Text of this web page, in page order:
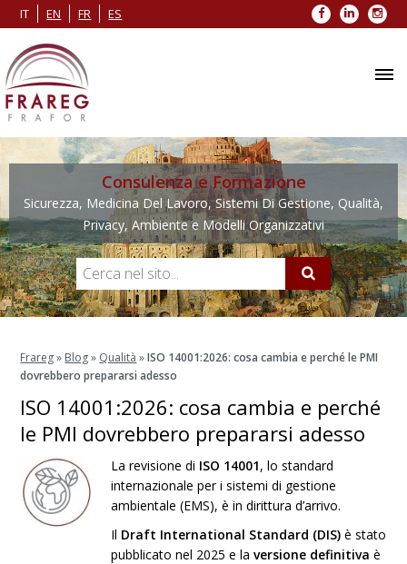
IT EN FR ES Facebook
LinkedIn
Consulenza e Formazione
Sicurezza, Medicina Del Lavoro, Sistemi Di Gestione, Qualità,
Privacy, Ambiente e Modelli Organizzativi
Frareg» Blog» Qualità »ISO 14001:2026: cosa cambia e perché le PMI
dovrebbero prepararsi adesso
ISO 14001:2026: cosa cambia e perché
le PMI dovrebbero prepararsi adesso
La revisione di ISO 14001, lo standard
internazionale per i sistemi di gestione
ambientale (EMS), è in dirittura d’arrivo.
Il Draft International Standard (DIS) è stato
pubblicato nel 2025 e laversione definitiva è